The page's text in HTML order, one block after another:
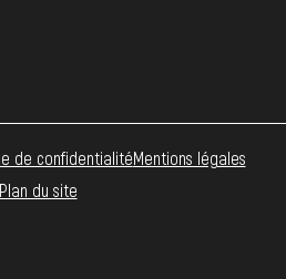
de confidentialitéMentions légales
Plan du site